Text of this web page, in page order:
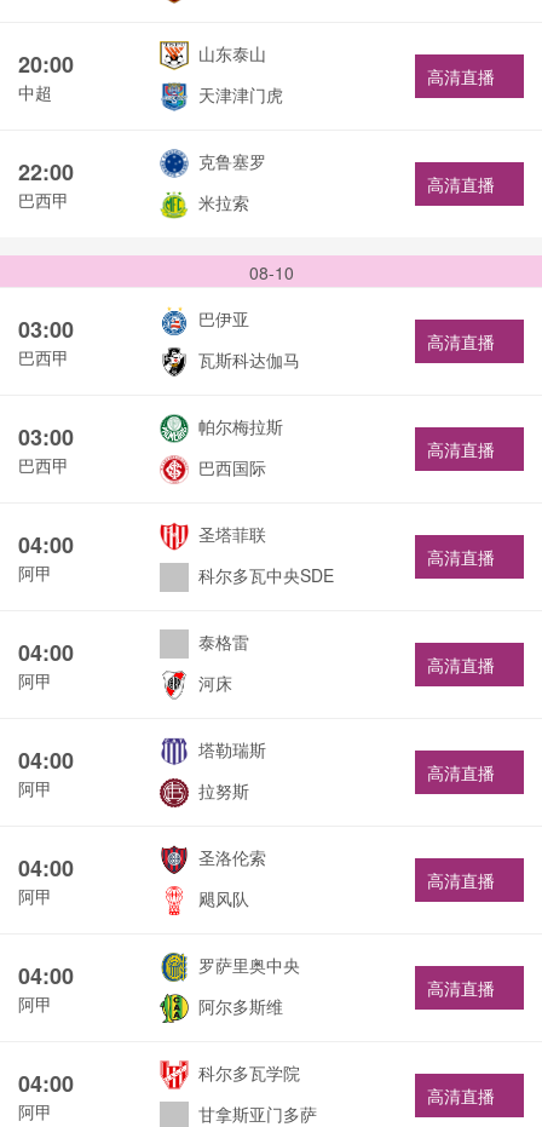
20:00
中超
山东泰山
天津津门虎
高清直播
22:00
巴西甲
克鲁塞罗
米拉索
高清直播
08-10
03:00
巴西甲
巴伊亚
瓦斯科达伽马
高清直播
03:00
巴西甲
帕尔梅拉斯
巴西国际
高清直播
04:00
阿甲
圣塔菲联
科尔多瓦中央SDE
高清直播
04:00
阿甲
泰格雷
河床
高清直播
04:00
阿甲
塔勒瑞斯
拉努斯
高清直播
04:00
阿甲
圣洛伦索
飓风队
高清直播
04:00
阿甲
罗萨里奥中央
阿尔多斯维
高清直播
04:00
阿甲
科尔多瓦学院
甘拿斯亚门多萨
高清直播